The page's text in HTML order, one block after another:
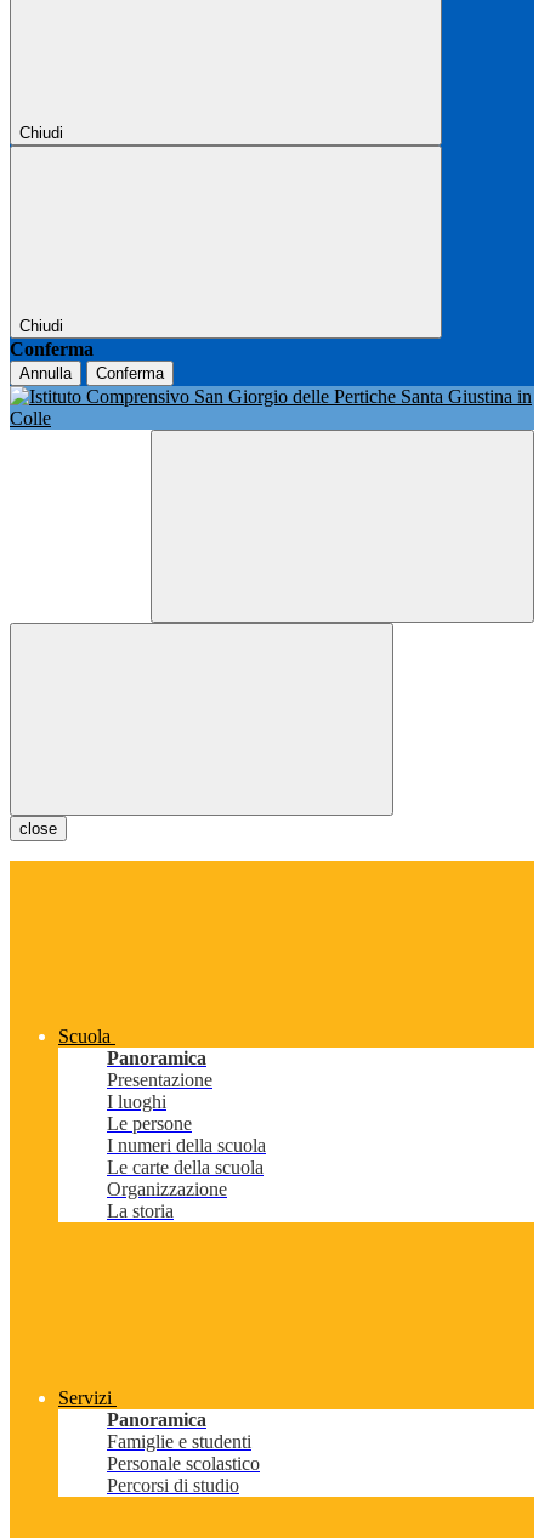
Chiudi
Chiudi
Conferma
Annulla Conferma
close
Scuola
Panoramica
Presentazione
I luoghi
Le persone
I numeri della scuola
Le carte della scuola
Organizzazione
La storia
Servizi
Panoramica
Famiglie e studenti
Personale scolastico
Percorsi di studio